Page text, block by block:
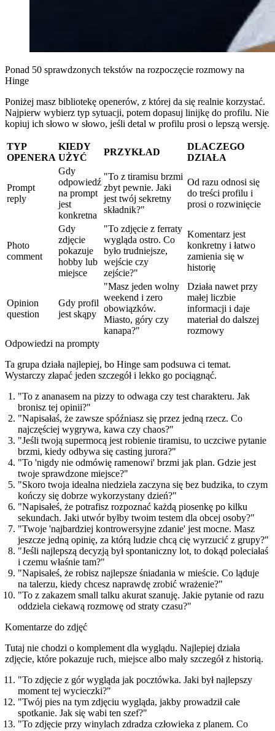
Ponad 50 sprawdzonych tekstów na rozpoczęcie rozmowy na
Hinge
Poniżej masz bibliotekę openerów, z której da się realnie korzystać.
Najpierw wybierz typ sytuacji, potem dopasuj linijkę do profilu. Nie
kopiuj ich słowo w słowo, jeśli detal w profilu prosi o lepszą wersję.
TYP
OPENERA
KIEDY
UŻYĆ
PRZYKŁAD
DLACZEGO
DZIAŁA
Prompt
reply
Gdy
odpowiedź
na prompt
jest
konkretna
"To z tiramisu brzmi
zbyt pewnie. Jaki
jest twój sekretny
składnik?"
Od razu odnosi się
do treści profilu i
prosi o rozwinięcie
Photo
comment
Gdy
zdjęcie
pokazuje
hobby lub
miejsce
"To zdjęcie z ferraty
wygląda ostro. Co
było trudniejsze,
wejście czy
zejście?"
Komentarz jest
konkretny i łatwo
zamienia się w
historię
Opinion
question
Gdy profil
jest skąpy
"Masz jeden wolny
weekend i zero
obowiązków.
Miasto, góry czy
kanapa?"
Działa nawet przy
małej liczbie
informacji i daje
materiał do dalszej
rozmowy
Odpowiedzi na prompty
Ta grupa działa najlepiej, bo Hinge sam podsuwa ci temat.
Wystarczy złapać jeden szczegół i lekko go pociągnąć.
"To z ananasem na pizzy to odwaga czy test charakteru. Jak
bronisz tej opinii?"
"Napisałaś, że zawsze spóźniasz się przez jedną rzecz. Co
najczęściej wygrywa, kawa czy chaos?"
"Jeśli twoją supermocą jest robienie tiramisu, to uczciwe pytanie
brzmi, kiedy odbywa się casting jurora?"
"To 'nigdy nie odmówię ramenowi' brzmi jak plan. Gdzie jest
twoje sprawdzone miejsce?"
"Skoro twoja idealna niedziela zaczyna się bez budzika, to czym
kończy się dobrze wykorzystany dzień?"
"Napisałeś, że potrafisz rozpoznać każdą piosenkę po kilku
sekundach. Jaki utwór byłby twoim testem dla obcej osoby?"
"Twoje 'najbardziej kontrowersyjne zdanie' jest mocne. Masz
jeszcze jedną opinię, za którą ludzie chcą cię wyrzucić z grupy?"
"Jeśli najlepszą decyzją był spontaniczny lot, to dokąd poleciałaś
i czemu właśnie tam?"
"Napisałeś, że robisz najlepsze śniadania w mieście. Co ląduje
na talerzu, kiedy chcesz naprawdę zrobić wrażenie?"
"To z zakazem small talku akurat szanuję. Jakie pytanie od razu
oddziela ciekawą rozmowę od straty czasu?"
Komentarze do zdjęć
Tutaj nie chodzi o komplement dla wyglądu. Najlepiej działa
zdjęcie, które pokazuje ruch, miejsce albo mały szczegół z historią.
"To zdjęcie z gór wygląda jak pocztówka. Jaki był najlepszy
moment tej wycieczki?"
"Twój pies na tym zdjęciu wygląda, jakby prowadził całe
spotkanie. Jak się wabi ten szef?"
"To zdjęcie przy winylach zdradza człowieka z planem. Co